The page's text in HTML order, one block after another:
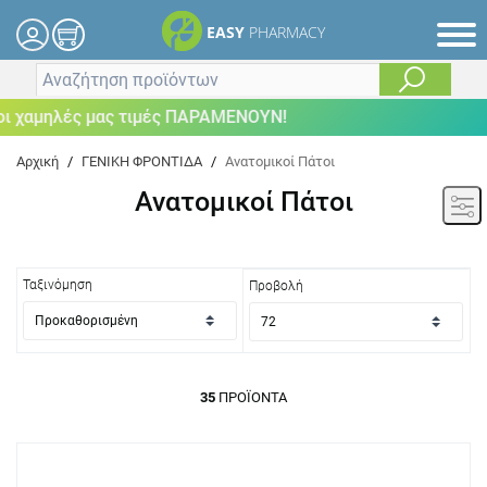
EASY PHARMACY
μας τιμές ΠΑΡΑΜΕΝΟΥΝ!
Αρχική / ΓΕΝΙΚΗ ΦΡΟΝΤΙΔΑ / Ανατομικοί Πάτοι
Ανατομικοί Πάτοι
Ταξινόμηση Προβολή
35 ΠΡΟΪΌΝΤΑ